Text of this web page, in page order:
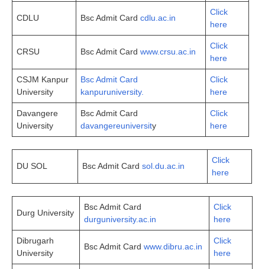
CDLU Bsc Admit Card cdlu.ac.in
Click
here
CRSU Bsc Admit Card www.crsu.ac.in
Click
here
CSJM Kanpur
University
Bsc Admit Card
kanpuruniversity.
Click
here
Davangere
University
Bsc Admit Card
davangereuniversity
Click
here
DU SOL Bsc Admit Card sol.du.ac.in
Click
here
Durg University
Bsc Admit Card
durguniversity.ac.in
Click
here
Dibrugarh
University
Bsc Admit Card www.dibru.ac.in
Click
here